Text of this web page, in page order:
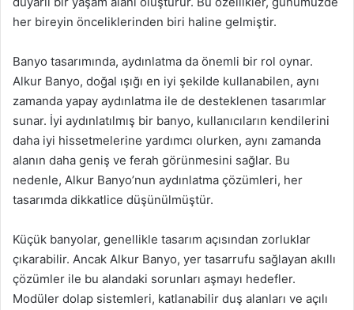
her bireyin önceliklerinden biri haline gelmiştir.
Banyo tasarımında, aydınlatma da önemli bir rol oynar.
Alkur Banyo, doğal ışığı en iyi şekilde kullanabilen, aynı
zamanda yapay aydınlatma ile de desteklenen tasarımlar
sunar. İyi aydınlatılmış bir banyo, kullanıcıların kendilerini
daha iyi hissetmelerine yardımcı olurken, aynı zamanda
alanın daha geniş ve ferah görünmesini sağlar. Bu
nedenle, Alkur Banyo’nun aydınlatma çözümleri, her
tasarımda dikkatlice düşünülmüştür.
Küçük banyolar, genellikle tasarım açısından zorluklar
çıkarabilir. Ancak Alkur Banyo, yer tasarrufu sağlayan akıllı
çözümler ile bu alandaki sorunları aşmayı hedefler.
Modüler dolap sistemleri, katlanabilir duş alanları ve açılı